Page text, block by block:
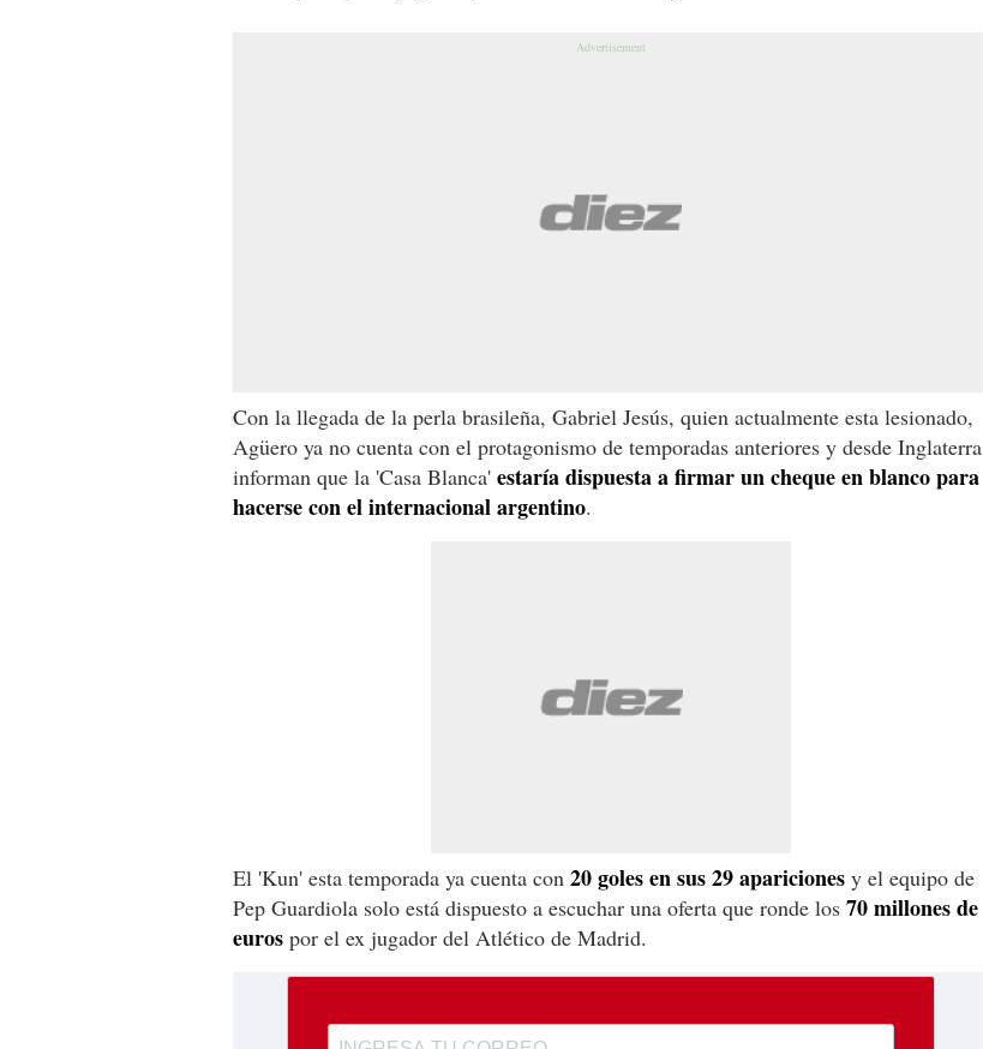
Con la llegada de la perla brasileña, Gabriel Jesús, quien actualmente esta lesionado,
Agüero ya no cuenta con el protagonismo de temporadas anteriores y desde Inglaterra
informan que la 'Casa Blanca' estaría dispuesta a firmar un cheque en blanco para
hacerse con el internacional argentino.
El 'Kun' esta temporada ya cuenta con 20 goles en sus 29 apariciones y el equipo de
Pep Guardiola solo está dispuesto a escuchar una oferta que ronde los 70 millones de
euros por el ex jugador del Atlético de Madrid.